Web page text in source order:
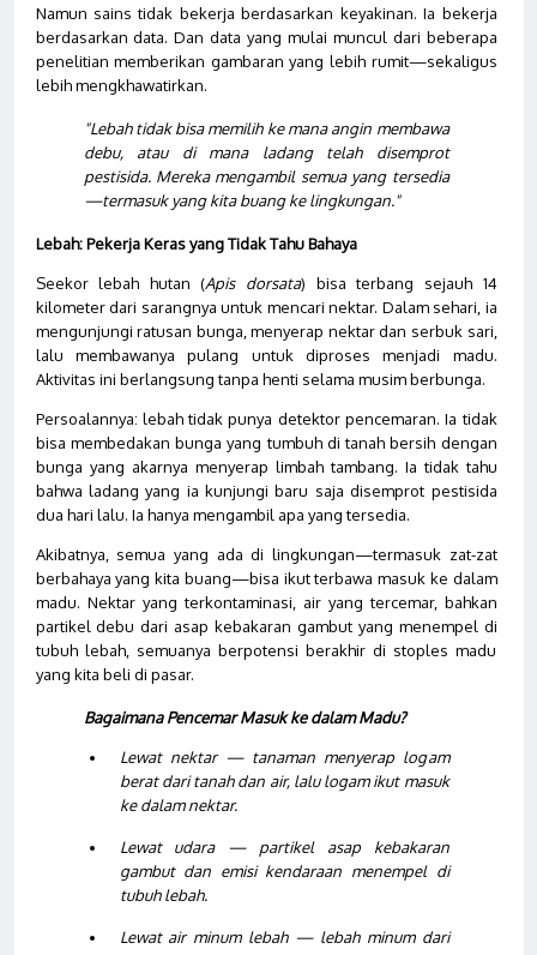
Namun sains tidak bekerja berdasarkan keyakinan. Ia bekerja
berdasarkan data. Dan data yang mulai muncul dari beberapa
penelitian memberikan gambaran yang lebih rumit—sekaligus
lebih mengkhawatirkan.
"Lebah tidak bisa memilih ke mana angin membawa
debu, atau di mana ladang telah disemprot
pestisida. Mereka mengambil semua yang tersedia
—termasuk yang kita buang ke lingkungan."
Lebah: Pekerja Keras yang Tidak Tahu Bahaya
Seekor lebah hutan (Apis dorsata) bisa terbang sejauh 14
kilometer dari sarangnya untuk mencari nektar. Dalam sehari, ia
mengunjungi ratusan bunga, menyerap nektar dan serbuk sari,
lalu membawanya pulang untuk diproses menjadi madu.
Aktivitas ini berlangsung tanpa henti selama musim berbunga.
Persoalannya: lebah tidak punya detektor pencemaran. Ia tidak
bisa membedakan bunga yang tumbuh di tanah bersih dengan
bunga yang akarnya menyerap limbah tambang. Ia tidak tahu
bahwa ladang yang ia kunjungi baru saja disemprot pestisida
dua hari lalu. Ia hanya mengambil apa yang tersedia.
Akibatnya, semua yang ada di lingkungan—termasuk zat-zat
berbahaya yang kita buang—bisa ikut terbawa masuk ke dalam
madu. Nektar yang terkontaminasi, air yang tercemar, bahkan
partikel debu dari asap kebakaran gambut yang menempel di
tubuh lebah, semuanya berpotensi berakhir di stoples madu
yang kita beli di pasar.
Bagaimana Pencemar Masuk ke dalam Madu?
Lewat nektar — tanaman menyerap logam
berat dari tanah dan air, lalu logam ikut masuk
ke dalam nektar.
Lewat udara — partikel asap kebakaran
gambut dan emisi kendaraan menempel di
tubuh lebah.
Lewat air minum lebah — lebah minum dari